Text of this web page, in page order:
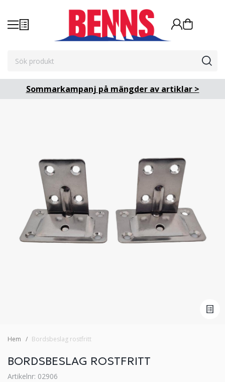
Sommarkampanj på mängder av artiklar >
Hem Bordsbeslag rostfritt
BORDSBESLAG ROSTFRITT
Artikelnr: 02906